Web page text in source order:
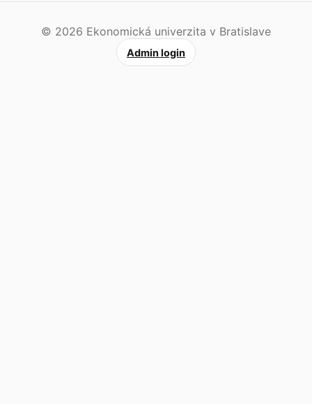
© 2026 Ekonomická univerzita v Bratislave
Admin login